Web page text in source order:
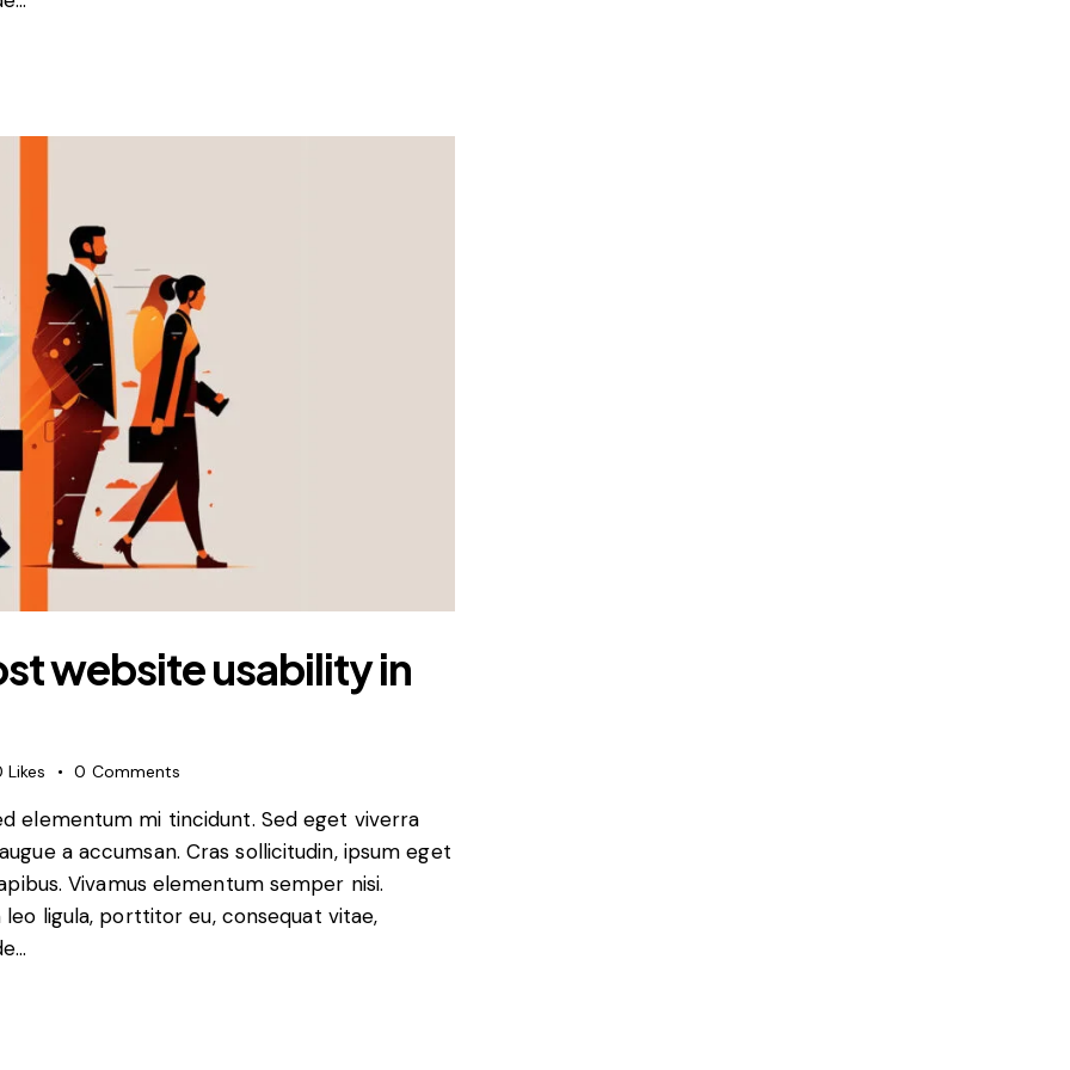
website usability in
Likes 0 Comments
elementum mi tincidunt. Sed eget viverra
a accumsan. Cras sollicitudin, ipsum eget
Vivamus elementum semper nisi.
ligula, porttitor eu, consequat vitae,